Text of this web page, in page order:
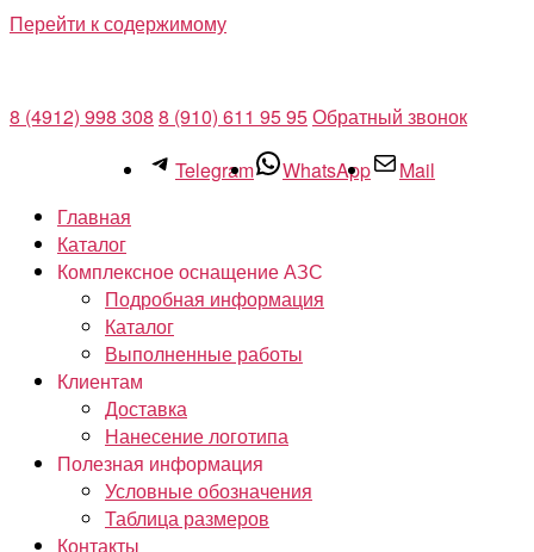
Перейти к содержимому
8 (4912) 998 308 8 (910) 611 95 95Обратный звонок
Telegram
WhatsApp
Mail
Главная
Каталог
Комплексное оснащение АЗС
Подробная информация
Каталог
Выполненные работы
Клиентам
Доставка
Нанесение логотипа
Полезная информация
Условные обозначения
Таблица размеров
Контакты